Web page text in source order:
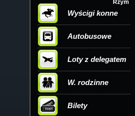
Wyścigi konne
Autobusowe
Loty z delegatem
W. rodzinne
Bilety